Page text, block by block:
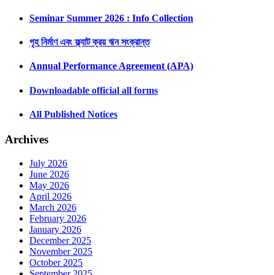
Seminar Summer 2026 : Info Collection
গৃহ নির্মাণ এবং ফ্ল্যাট ক্রয় ঋন সংক্রান্ত
Annual Performance Agreement (APA)
Downloadable official all forms
All Published Notices
Archives
July 2026
June 2026
May 2026
April 2026
March 2026
February 2026
January 2026
December 2025
November 2025
October 2025